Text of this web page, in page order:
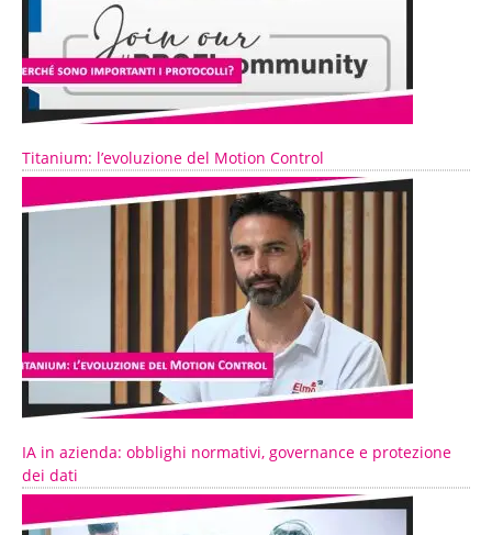
Titanium: l’evoluzione del Motion Control
IA in azienda: obblighi normativi, governance e protezione
dei dati